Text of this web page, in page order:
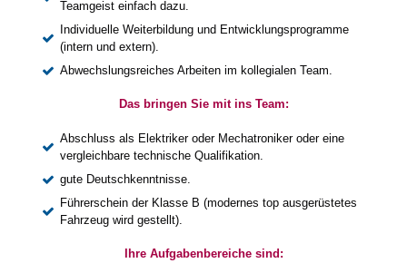
Teamgeist einfach dazu.
Individuelle Weiterbildung und Entwicklungsprogramme
(intern und extern).
Abwechslungsreiches Arbeiten im kollegialen Team.
Das bringen Sie mit ins Team:
Abschluss als Elektriker oder Mechatroniker oder eine
vergleichbare technische Qualifikation.
gute Deutschkenntnisse.
Führerschein der Klasse B (modernes top ausgerüstetes
Fahrzeug wird gestellt).
Ihre Aufgabenbereiche sind: